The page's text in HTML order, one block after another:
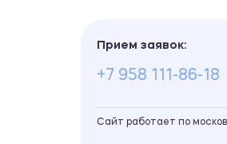
Прием заявок:
+7 958 111-86-18
Сайт работает по